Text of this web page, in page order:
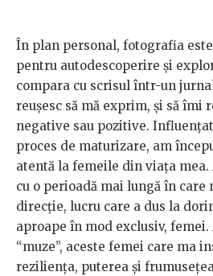
În plan personal, fotografia
pentru autodescoperire și
compara cu scrisul într-un
reușesc să mă exprim, și să îmi
negative sau pozitive.
proces de maturizare, am
atentă la femeile din viața mea.
cu o perioadă mai lungă în care
direcție, lucru care a dus la
aproape în mod exclusiv, femei.
“muze”, aceste femei care ma
reziliența, puterea și